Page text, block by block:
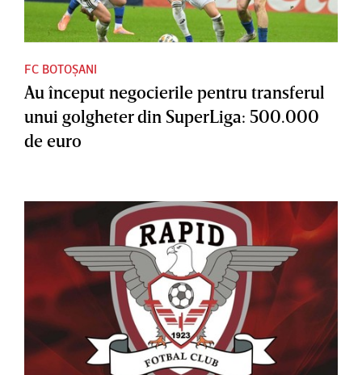
FC BOTOȘANI
Au început negocierile pentru transferul
unui golgheter din SuperLiga: 500.000
de euro